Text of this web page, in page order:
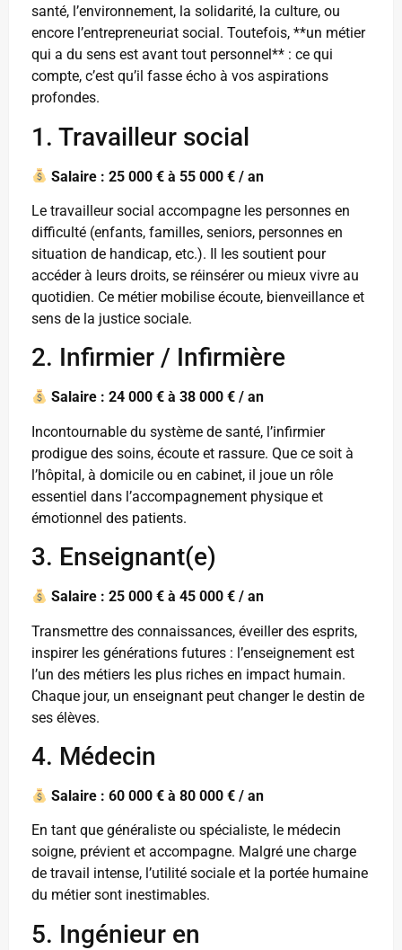
santé, l’environnement, la solidarité, la culture, ou
encore l’entrepreneuriat social. Toutefois, **un métier
qui a du sens est avant tout personnel** : ce qui
compte, c’est qu’il fasse écho à vos aspirations
profondes.
1. Travailleur social
Salaire : 25 000 € à 55 000 € / an
Le travailleur social accompagne les personnes en
difficulté (enfants, familles, seniors, personnes en
situation de handicap, etc.). Il les soutient pour
accéder à leurs droits, se réinsérer ou mieux vivre au
quotidien. Ce métier mobilise écoute, bienveillance et
sens de la justice sociale.
2. Infirmier / Infirmière
Salaire : 24 000 € à 38 000 € / an
Incontournable du système de santé, l’infirmier
prodigue des soins, écoute et rassure. Que ce soit à
l’hôpital, à domicile ou en cabinet, il joue un rôle
essentiel dans l’accompagnement physique et
émotionnel des patients.
3. Enseignant(e)
Salaire : 25 000 € à 45 000 € / an
Transmettre des connaissances, éveiller des esprits,
inspirer les générations futures : l’enseignement est
l’un des métiers les plus riches en impact humain.
Chaque jour, un enseignant peut changer le destin de
ses élèves.
4. Médecin
Salaire : 60 000 € à 80 000 € / an
En tant que généraliste ou spécialiste, le médecin
soigne, prévient et accompagne. Malgré une charge
de travail intense, l’utilité sociale et la portée humaine
du métier sont inestimables.
5. Ingénieur en